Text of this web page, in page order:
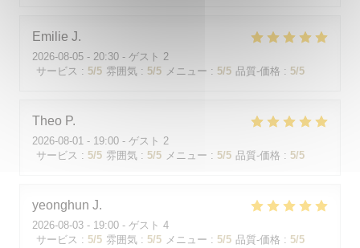
Emilie J
2026-08-05 - 20:30 - ゲスト 2
サービス : 5/5 雰囲気 : 5/5 メニュー : 5/5 品質-価格 : 5/5
Theo P
2026-08-01 - 19:00 - ゲスト 2
サービス : 5/5 雰囲気 : 5/5 メニュー : 5/5 品質-価格 : 5/5
yeonghun J
2026-08-03 - 19:00 - ゲスト 4
サービス : 5/5 雰囲気 : 5/5 メニュー : 5/5 品質-価格 : 5/5